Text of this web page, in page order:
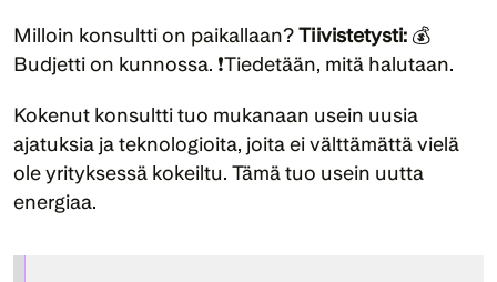
Milloin konsultti on paikallaan? Tiivistetysti: 💰
Budjetti on kunnossa. ❗Tiedetään, mitä halutaan.
Kokenut konsultti tuo mukanaan usein uusia
ajatuksia ja teknologioita, joita ei välttämättä vielä
ole yrityksessä kokeiltu. Tämä tuo usein uutta
energiaa.